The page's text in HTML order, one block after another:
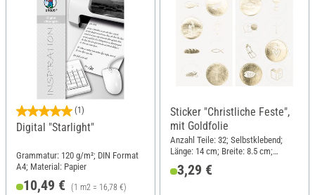
(1)
Digital "Starlight"
Grammatur: 120 g/m²; DIN Format
A4; Material: Papier
10,49 € (1 m2 = 16,78 €)
Sticker "Christliche Feste",
mit Goldfolie
Anzahl Teile: 32; Selbstklebend;
Länge: 14 cm; Breite: 8.5 cm;
Material: Papier
3,29 €